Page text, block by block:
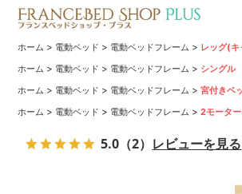
ホーム > 電動ベッド > 電動ベッドフレーム > レッグ(キ
ホーム > 電動ベッド > 電動ベッドフレーム > シングル
ホーム > 電動ベッド > 電動ベッドフレーム >宮付きベ
ホーム > 電動ベッド > 電動ベッドフレーム >2モータ
5.0 （2） レビューを見る